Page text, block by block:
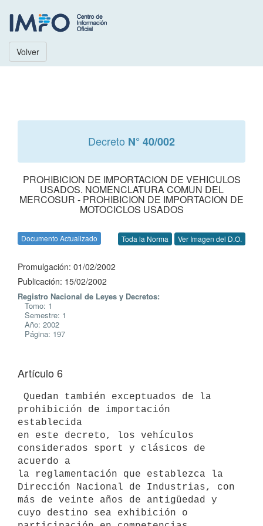
Volver
Decreto N° 40/002
PROHIBICION DE IMPORTACION DE VEHICULOS
USADOS. NOMENCLATURA COMUN DEL
MERCOSUR - PROHIBICION DE IMPORTACION DE
MOTOCICLOS USADOS
Documento Actualizado Toda la Norma Ver Imagen del D.O.
Promulgación: 01/02/2002
Publicación: 15/02/2002
Registro Nacional de Leyes y Decretos:
Tomo: 1
Semestre: 1
Año: 2002
Página: 197
Artículo 6
prohibición de importación
establecida
en este decreto, los vehículos
considerados sport y clásicos de
acuerdo a
la reglamentación que establezca la
Dirección Nacional de Industrias, con
más de veinte años de antigüedad y
cuyo destino sea exhibición o